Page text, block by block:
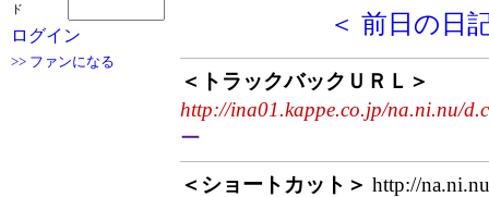
ド
ログイン
>> ファンになる
＜ 前日の日
＜トラックバックＵＲＬ＞
http://ina01.kappe.co.jp/na.ni.nu/
ー
＜ショートカット＞ http://